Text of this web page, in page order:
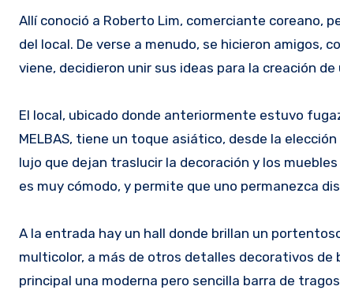
Allí conoció a Roberto Lim, comerciante coreano,
del local. De verse a menudo, se hicieron amigos,
viene, decidieron unir sus ideas para la creación
El local, ubicado donde anteriormente estuvo
MELBAS, tiene un toque asiático, desde la
lujo que dejan traslucir la decoración y los
es muy cómodo, y permite que uno permanezca
A la entrada hay un hall donde brillan un
multicolor, a más de otros detalles decorativos de
principal una moderna pero sencilla barra de